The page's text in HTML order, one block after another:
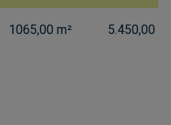
1065,00 m² 5.450,00